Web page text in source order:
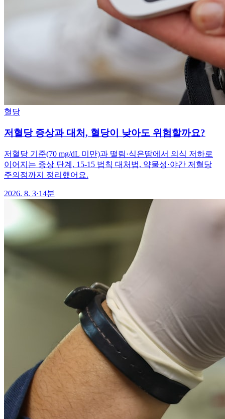
혈당
저혈당 증상과 대처, 혈당이 낮아도 위험할까요?
저혈당 기준(70 mg/dL 미만)과 떨림·식은땀에서 의식 저하로
이어지는 증상 단계, 15-15 법칙 대처법, 약물성·야간 저혈당
주의점까지 정리했어요.
2026. 8. 3·14분